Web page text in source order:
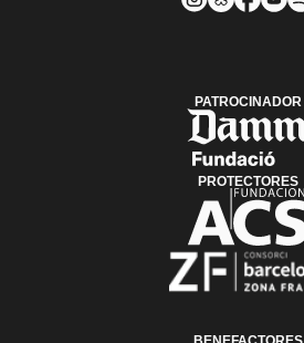
PATROCINADOR
PROTECTORES